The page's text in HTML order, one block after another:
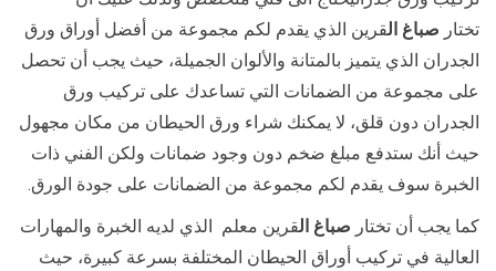
تختار صباغ القرين الذي يقدم لكم مجموعة من أفضل أوراق ورق
الجدران الذي يتميز بالمتانة والألوان الجميلة، حيث يجب أن تحصل
على مجموعة من الضمانات التي تساعدك على تركيب ورق
الجدران دون قلق، لا يمكنك شراء ورق الحيطان من مكان مجهول
حيث أنك ستدفع مبلغ ضخم دون وجود ضمانات ولكن الفني ذات
الخبرة سوف يقدم لكم مجموعة من الضمانات على جودة الورق.
كما يجب أن تختار صباغ القرين معلم الذي لديه الخبرة والمهارات
العالية في تركيب أوراق الحيطان المختلفة بسرعة كبيرة، حيث